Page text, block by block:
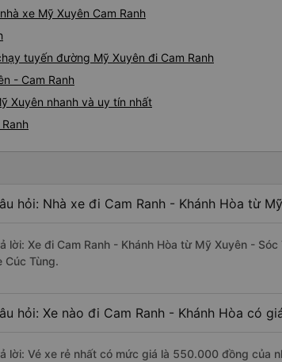
bằng xe bu
xe Mỹ Xuyên Cam Ranh
tuyến đường Mỹ Xuyên đi Cam Ranh
- Cam Ranh
Xuyên nhanh và uy tín nhất
hỏi: Nhà xe đi Cam Ranh - Khánh Hòa từ
lời: Xe đi Cam Ranh - Khánh Hòa từ Mỹ Xuyên -
Cúc Tùng.
hỏi: Xe nào đi Cam Ranh - Khánh Hòa có
lời: Vé xe rẻ nhất có mức giá là 550.000 đồng của